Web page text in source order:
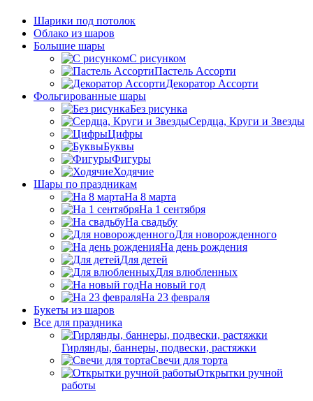
Шарики под потолок
Облако из шаров
Большие шары
C рисунком
Пастель Ассорти
Декоратор Ассорти
Фольгированные шары
Без рисунка
Сердца, Круги и Звезды
Цифры
Буквы
Фигуры
Ходячие
Шары по праздникам
На 8 марта
На 1 сентября
На свадьбу
Для новорожденного
На день рождения
Для детей
Для влюбленных
На новый год
На 23 февраля
Букеты из шаров
Bсе для праздника
Гирлянды, баннеры, подвески, растяжки
Свечи для торта
Открытки ручной
работы